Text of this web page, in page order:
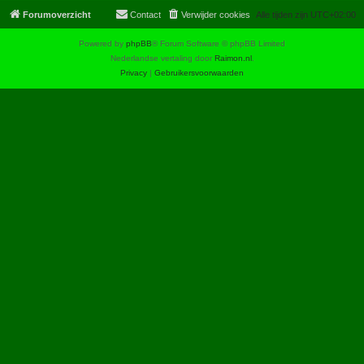
Forumoverzicht Alle tijden zijn UTC+02:00
Verwijder cookies
Contact
Powered by phpBB® Forum Software © phpBB Limited
Nederlandse vertaling door Raimon.nl.
Privacy | Gebruikersvoorwaarden